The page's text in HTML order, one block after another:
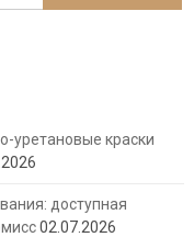
уретановые краски
доступная
02.07.2026